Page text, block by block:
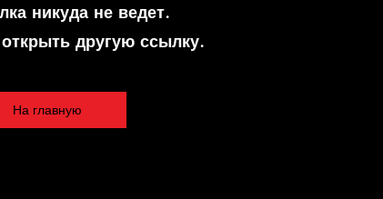
никуда не ведет.
другую ссылку.
На главную